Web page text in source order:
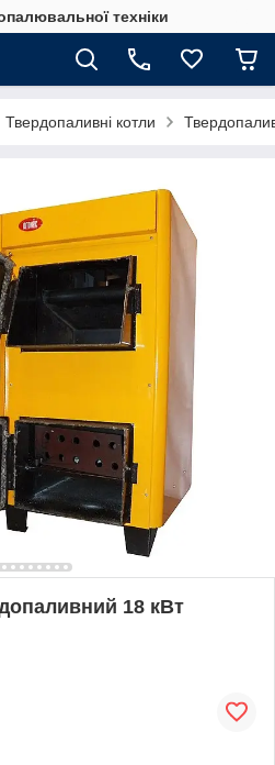
техніки
Твердопаливні котли
18 кВт